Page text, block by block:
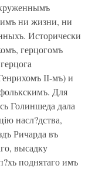
ни жизни, ни
Исторически
герцогомъ
ІІ-мъ) и
Для
Голиншеда дала
насл?дства,
Ричарда въ
высадку
поднятаго имъ